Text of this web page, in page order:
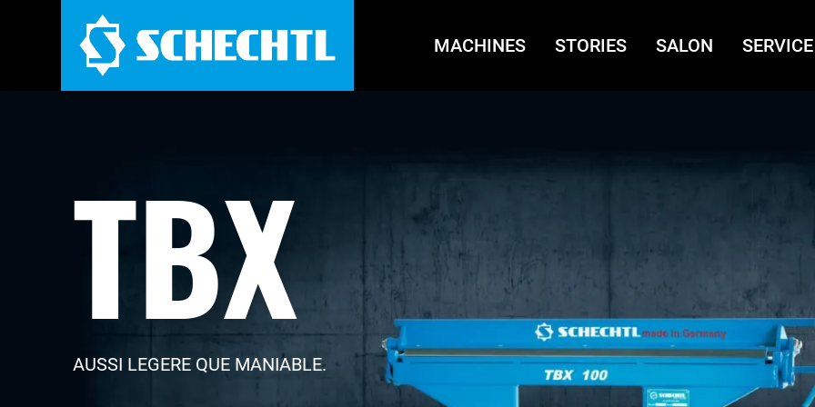
MACHINES STORIES SALON SERVICE
TBX
AUSSI LEGERE QUE MANIABLE.